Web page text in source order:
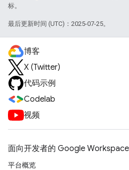
标。
最后更新时间 (UTC)：2025-07-25。
博客
X (Twitter)
代码示例
Codelab
视频
面向开发者的 Google Workspace
平台概览